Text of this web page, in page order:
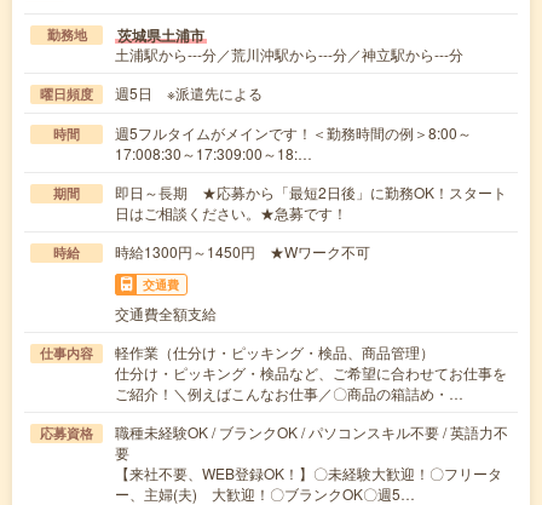
勤務地 茨城県土浦市
土浦駅から---分／荒川沖駅から---分／神立駅から---分
曜日頻度 週5日 ※派遣先による
時間
週5フルタイムがメインです！＜勤務時間の例＞8:00～
17:008:30～17:309:00～18:…
期間
即日～長期 ★応募から「最短2日後」に勤務OK！スタート
日はご相談ください。★急募です！
時給 時給1300円～1450円 ★Wワーク不可
交通費
交通費全額支給
仕事内容
軽作業（仕分け・ピッキング・検品、商品管理）
仕分け・ピッキング・検品など、ご希望に合わせてお仕事を
ご紹介！＼例えばこんなお仕事／〇商品の箱詰め・…
応募資格
職種未経験OK / ブランクOK / パソコンスキル不要 / 英語力不
要
【来社不要、WEB登録OK！】〇未経験大歓迎！〇フリータ
ー、主婦(夫) 大歓迎！〇ブランクOK〇週5…